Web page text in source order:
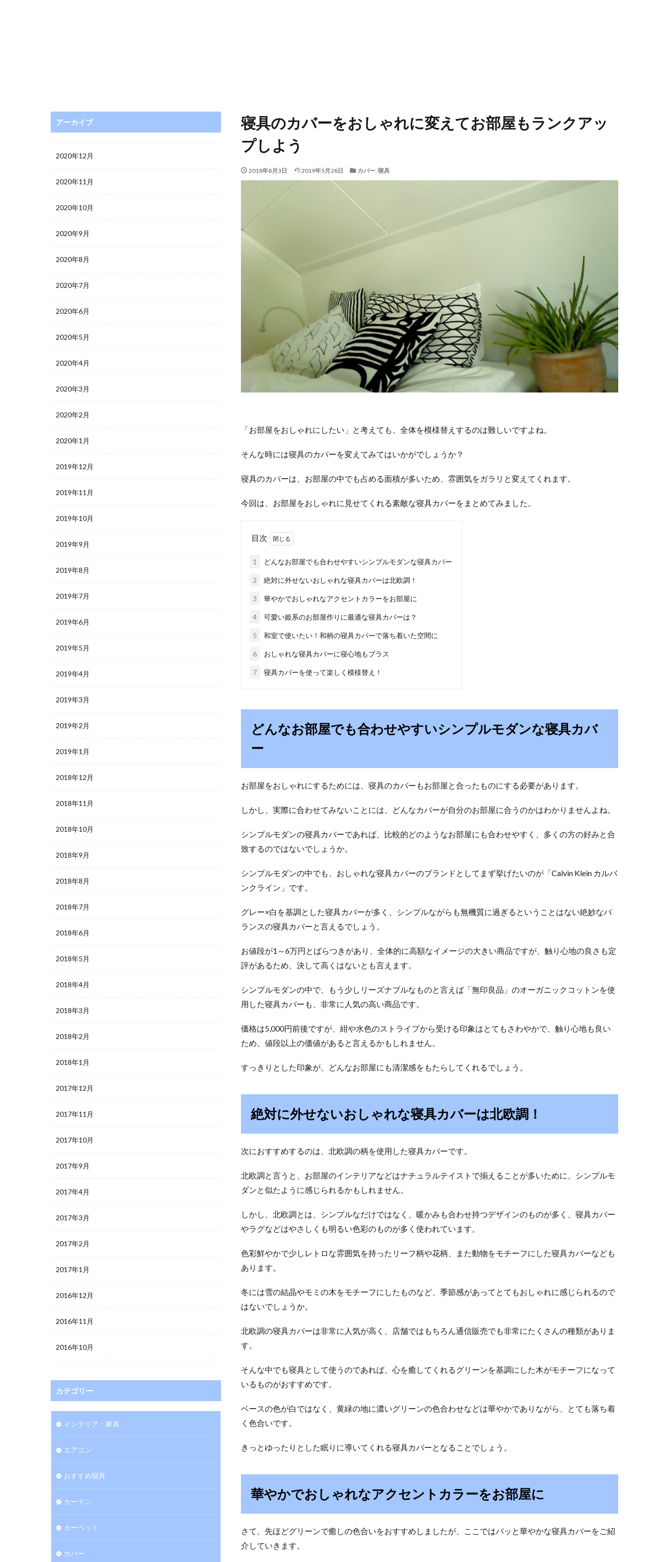
寝具のカバーをおしゃれに変えてお部屋もランクアッ
プしよう
2018年8月3日 2019年5月28日 カバー, 寝具
「お部屋をおしゃれにしたい」と考えても、全体を模様替えするのは難しいですよね。
そんな時には寝具のカバーを変えてみてはいかがでしょうか？
寝具のカバーは、お部屋の中でも占める面積が多いため、雰囲気をガラリと変えてくれます。
今回は、お部屋をおしゃれに見せてくれる素敵な寝具カバーをまとめてみました。
目次
1 どんなお部屋でも合わせやすいシンプルモダンな寝具カバー
2 絶対に外せないおしゃれな寝具カバーは北欧調！
3 華やかでおしゃれなアクセントカラーをお部屋に
4 可愛い姫系のお部屋作りに最適な寝具カバーは？
5 和室で使いたい！和柄の寝具カバーで落ち着いた空間に
6 おしゃれな寝具カバーに寝心地もプラス
7 寝具カバーを使って楽しく模様替え！
どんなお部屋でも合わせやすいシンプルモダンな寝具カバ
ー
お部屋をおしゃれにするためには、寝具のカバーもお部屋と合ったものにする必要があります。
しかし、実際に合わせてみないことには、どんなカバーが自分のお部屋に合うのかはわかりませんよね。
シンプルモダンの寝具カバーであれば、比較的どのようなお部屋にも合わせやすく、多くの方の好みと合
致するのではないでしょうか。
シンプルモダンの中でも、おしゃれな寝具カバーのブランドとしてまず挙げたいのが「Calvin Klein カルバ
ンクライン」です。
グレー×白を基調とした寝具カバーが多く、シンプルながらも無機質に過ぎるということはない絶妙なバ
ランスの寝具カバーと言えるでしょう。
お値段が1～6万円とばらつきがあり、全体的に高額なイメージの大きい商品ですが、触り心地の良さも定
評があるため、決して高くはないとも言えます。
シンプルモダンの中で、もう少しリーズナブルなものと言えば「無印良品」のオーガニックコットンを使
用した寝具カバーも、非常に人気の高い商品です。
価格は5,000円前後ですが、紺や水色のストライプから受ける印象はとてもさわやかで、触り心地も良い
ため、値段以上の価値があると言えるかもしれません。
すっきりとした印象が、どんなお部屋にも清潔感をもたらしてくれるでしょう。
絶対に外せないおしゃれな寝具カバーは北欧調！
次におすすめするのは、北欧調の柄を使用した寝具カバーです。
北欧調と言うと、お部屋のインテリアなどはナチュラルテイストで揃えることが多いために、シンプルモ
ダンと似たように感じられるかもしれません。
しかし、北欧調とは、シンプルなだけではなく、暖かみも合わせ持つデザインのものが多く、寝具カバー
やラグなどはやさしくも明るい色彩のものが多く使われています。
色彩鮮やかで少しレトロな雰囲気を持ったリーフ柄や花柄、また動物をモチーフにした寝具カバーなども
あります。
冬には雪の結晶やモミの木をモチーフにしたものなど、季節感があってとてもおしゃれに感じられるので
はないでしょうか。
北欧調の寝具カバーは非常に人気が高く、店舗ではもちろん通信販売でも非常にたくさんの種類がありま
す。
そんな中でも寝具として使うのであれば、心を癒してくれるグリーンを基調にした木がモチーフになって
いるものがおすすめです。
ベースの色が白ではなく、黄緑の地に濃いグリーンの色合わせなどは華やかでありながら、とても落ち着
く色合いです。
きっとゆったりとした眠りに導いてくれる寝具カバーとなることでしょう。
華やかでおしゃれなアクセントカラーをお部屋に
さて、先ほどグリーンで癒しの色合いをおすすめしましたが、ここではパッと華やかな寝具カバーをご紹
介していきます。
アーカイブ
2020年12月
2020年11月
2020年10月
2020年9月
2020年8月
2020年7月
2020年6月
2020年5月
2020年4月
2020年3月
2020年2月
2020年1月
2019年12月
2019年11月
2019年10月
2019年9月
2019年8月
2019年7月
2019年6月
2019年5月
2019年4月
2019年3月
2019年2月
2019年1月
2018年12月
2018年11月
2018年10月
2018年9月
2018年8月
2018年7月
2018年6月
2018年5月
2018年4月
2018年3月
2018年2月
2018年1月
2017年12月
2017年11月
2017年10月
2017年9月
2017年4月
2017年3月
2017年2月
2017年1月
2016年12月
2016年11月
2016年10月
カテゴリー
インテリア・家具
エアコン
おすすめ寝具
カーテン
カーペット
カバー